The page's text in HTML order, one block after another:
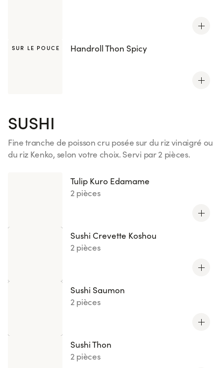
SUR LE POUCE Handroll Thon Spicy
SUSHI
Fine tranche de poisson cru posée sur du riz vinaigré ou
du riz Kenko, selon votre choix. Servi par 2 pièces.
Tulip Kuro Edamame
2 pièces
Sushi Crevette Koshou
2 pièces
Sushi Saumon
2 pièces
Sushi Thon
2 pièces